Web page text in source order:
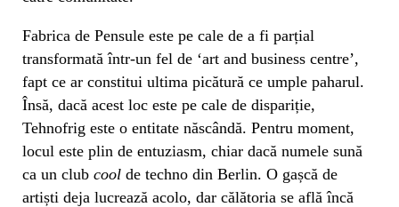
Fabrica de Pensule este pe cale de a fi parțial
transformată într-un fel de ‘art and business centre’,
fapt ce ar constitui ultima picătură ce umple paharul.
Însă, dacă acest loc este pe cale de dispariție,
Tehnofrig este o entitate născândă. Pentru moment,
locul este plin de entuziasm, chiar dacă numele sună
ca un club cool de techno din Berlin. O gașcă de
artiști deja lucrează acolo, dar călătoria se află încă